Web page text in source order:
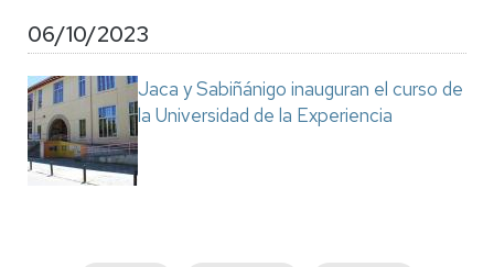
06/10/2023
Jaca y Sabiñánigo inauguran el curso de
la Universidad de la Experiencia